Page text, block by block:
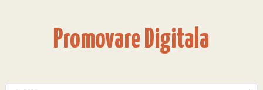
Promovare Digitala